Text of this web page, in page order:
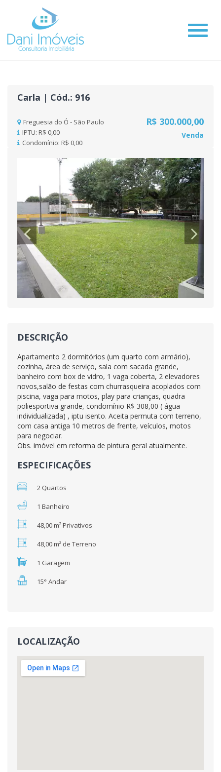
#
Carla | Cód.: 916
Freguesia do Ó - São Paulo
IPTU: R$ 0,00
Condomínio: R$ 0,00
R$ 300.000,00
Venda
DESCRIÇÃO
Apartamento 2 dormitórios (um quarto com armário),
cozinha, área de serviço, sala com sacada grande,
banheiro com box de vidro, 1 vaga coberta, 2 elevadores
novos,salão de festas com churrasqueira acoplados com
piscina, vaga para motos, play para crianças, quadra
poliesportiva grande, condomínio R$ 308,00 ( água
individualizada) , iptu isento. Aceita permuta com terreno,
com casa antiga 10 metros de frente, veículos, motos
para negociar.
Obs. imóvel em reforma de pintura geral atualmente.
ESPECIFICAÇÕES
2 Quartos
1 Banheiro
48,00 m² Privativos
48,00 m² de Terreno
1 Garagem
15° Andar
LOCALIZAÇÃO